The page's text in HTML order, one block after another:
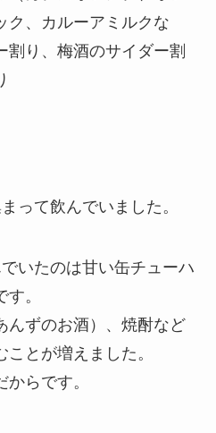
ク、カルーアミルクな
割り、梅酒のサイダー割
って飲んでいました。
いたのは甘い缶チューハ
。
んずのお酒）、焼酎など
ことが増えました。
らです。